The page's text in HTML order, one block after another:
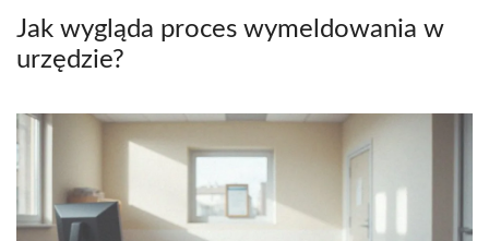
Jak wygląda proces wymeldowania w
urzędzie?